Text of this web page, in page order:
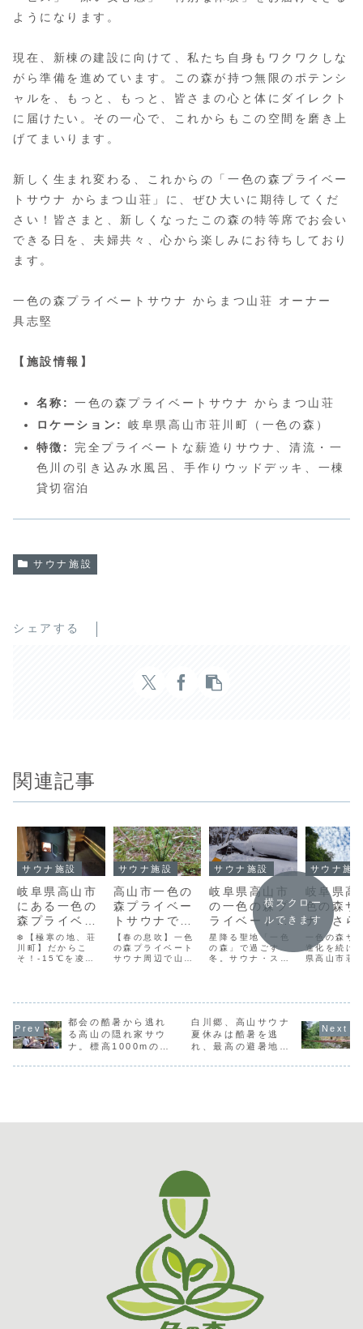
ようになります。
現在、新棟の建設に向けて、私たち自身もワクワクしな
がら準備を進めています。この森が持つ無限のポテンシ
ャルを、もっと、もっと、皆さまの心と体にダイレクト
に届けたい。その一心で、これからもこの空間を磨き上
げてまいります。
新しく生まれ変わる、これからの「一色の森プライベー
トサウナ からまつ山荘」に、ぜひ大いに期待してくだ
さい！皆さまと、新しくなったこの森の特等席でお会い
できる日を、夫婦共々、心から楽しみにお待ちしており
ます。
一色の森プライベートサウナ からまつ山荘 オーナー
具志堅
【施設情報】
名称:
一色の森プライベートサウナ からまつ山荘
ロケーション:
岐阜県高山市荘川町（一色の森）
特徴:
完全プライベートな薪造りサウナ、清流・一
色川の引き込み水風呂、手作りウッドデッキ、一棟
貸切宿泊
サウナ施設
シェアする
関連記事
サウナ施設
岐阜県高山市
にある一色の
森プライベー
トサウナ。か
らまつの薪で
芯から暖まろ
❄️【極寒の地、荘
川町】だからこ
そ！-15℃を凌駕
体験岐阜県高山市
で、一色の森プラ
イベートサウナ
「からまつ山荘」
を運営しておりま
すオーナーです。
サウナ施設
高山市一色の
森プライベー
トサウナで山
菜採り体験！
ゴールデンウ
ィークがベス
【春の息吹】一色
の森プライベート
サウナ周辺で山菜
様、こんにちは！
ートサウナのオー
ナーです。厳しい
冬の寒さを乗り越
え、一色の森にも
ようやく春の暖か
サウナ施設
岐阜県高山市
の一色の森プ
ライベートサ
ウナで秘境サ
ウナを体験し
てください
星降る聖地「一色
の森」で過ごす
冬。サウナ・スキ
川の深い森の中に
「一色の森」。
「プライベートサ
ウナの宿」として
知られつつある当
施設ですが、実は
サウナ施
岐阜県高
色の森サ
ナ さら
進化へ
なる快適
そして一
を～
一色の森サ
進化を続け
県高山市荘
ナ」。この
利用いただ
う、施設の
図りました
増設これま
横スクロー
ルできます
都会の酷暑から逃れ
る高山の隠れ家サウ
ナ。標高1000mの楽
白川郷、高山サウナ
夏休みは酷暑を逃
れ、最高の避暑地で